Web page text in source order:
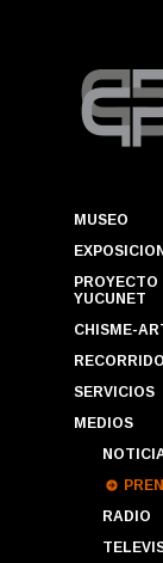
MUSEO
PROYECTO
YUCUNET
CHISME-
SERVICIOS
MEDIOS
RADIO